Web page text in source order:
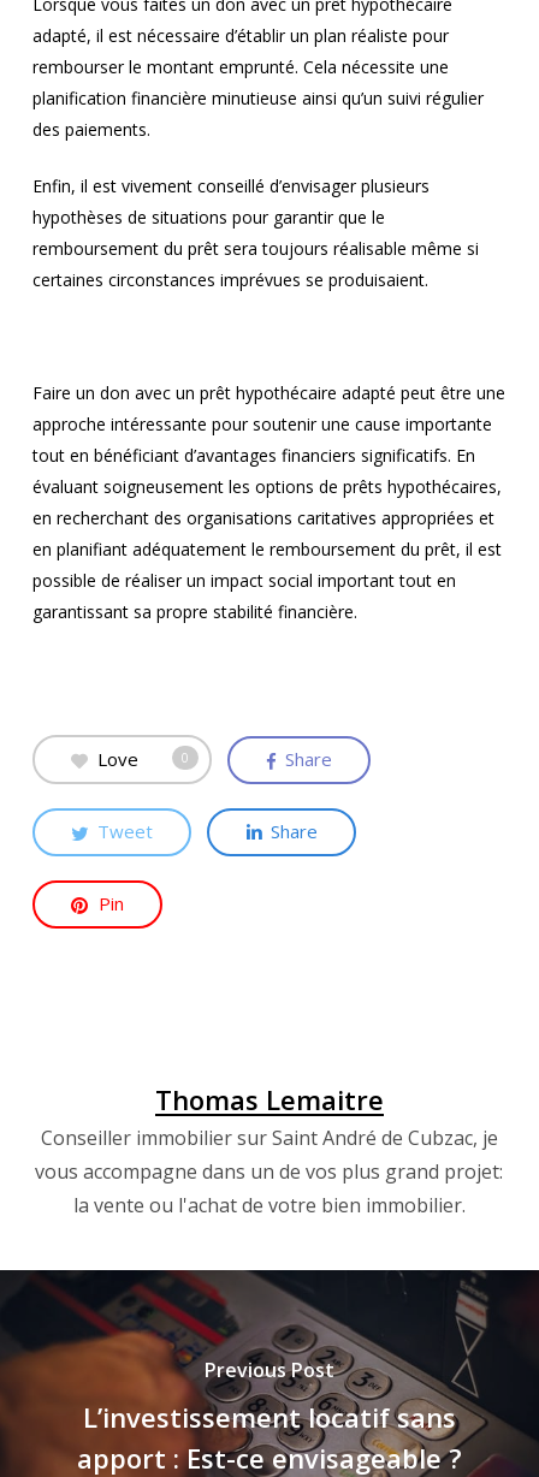
adapté, il est nécessaire d’établir un plan réaliste pour
rembourser le montant emprunté. Cela nécessite une
planification financière minutieuse ainsi qu’un suivi régulier
des paiements.
Enfin, il est vivement conseillé d’envisager plusieurs
hypothèses de situations pour garantir que le
remboursement du prêt sera toujours réalisable même si
certaines circonstances imprévues se produisaient.
Faire un don avec un prêt hypothécaire adapté peut être une
approche intéressante pour soutenir une cause importante
tout en bénéficiant d’avantages financiers significatifs. En
évaluant soigneusement les options de prêts hypothécaires,
en recherchant des organisations caritatives appropriées et
en planifiant adéquatement le remboursement du prêt, il est
possible de réaliser un impact social important tout en
garantissant sa propre stabilité financière.
Love 0 Share
Tweet Share
Pin
Thomas Lemaitre
Conseiller immobilier sur Saint André de Cubzac, je
vous accompagne dans un de vos plus grand projet:
la vente ou l'achat de votre bien immobilier.
Previous Post
L’investissement locatif sans
apport : Est-ce envisageable ?